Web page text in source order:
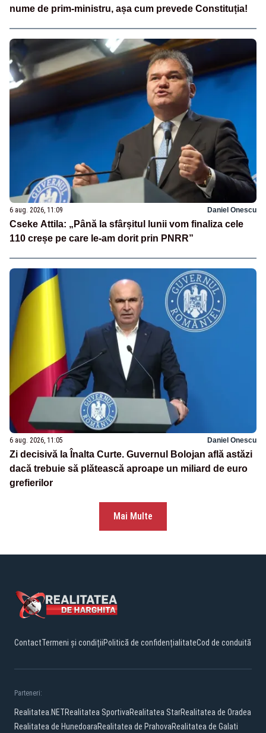
nume de prim-ministru, așa cum prevede Constituția!
6 aug. 2026, 11:09 Daniel Onescu
Cseke Attila: „Până la sfârșitul lunii vom finaliza cele
110 creșe pe care le-am dorit prin PNRR”
6 aug. 2026, 11:05 Daniel Onescu
Zi decisivă la Înalta Curte. Guvernul Bolojan află astăzi
dacă trebuie să plătească aproape un miliard de euro
grefierilor
Mai Multe
ContactTermeni și condițiiPolitică de confidențialitateCod de conduită
Parteneri:
Realitatea.NETRealitatea SportivaRealitatea StarRealitatea de Oradea
Realitatea de HunedoaraRealitatea de PrahovaRealitatea de Galati